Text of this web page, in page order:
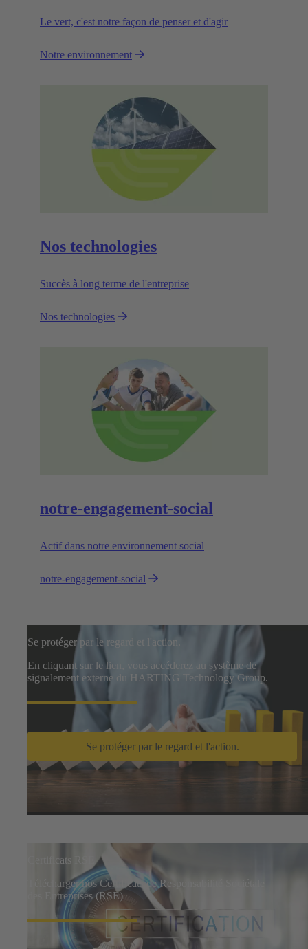
Le vert, c'est notre façon de penser et d'agir
Notre environnement
Nos technologies
Succès à long terme de l'entreprise
Nos technologies
notre-engagement-social
Actif dans notre environnement social
notre-engagement-social
Se protéger par le regard et l'action.
En cliquant sur le lien, vous accéderez au système de
signalement externe du HARTING Technology Group.
Se protéger par le regard et l'action.
Certificats RSE
Télécharger nos Certificats de Responsabilité Sociétale
des Entreprises (RSE)